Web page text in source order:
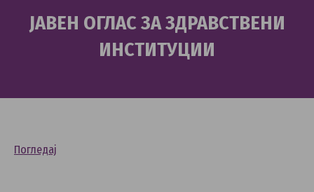
ЈАВЕН ОГЛАС ЗА ЗДРАВСТВЕНИ
ИНСТИТУЦИИ
Погледај